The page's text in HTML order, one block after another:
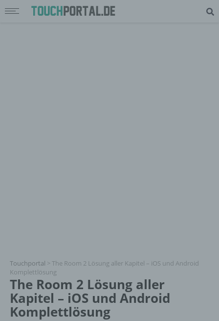
Touchportal > The Room 2 Lösung aller Kapitel – iOS und Android
Komplettlösung
The Room 2 Lösung aller
Kapitel – iOS und Android
Komplettlösung